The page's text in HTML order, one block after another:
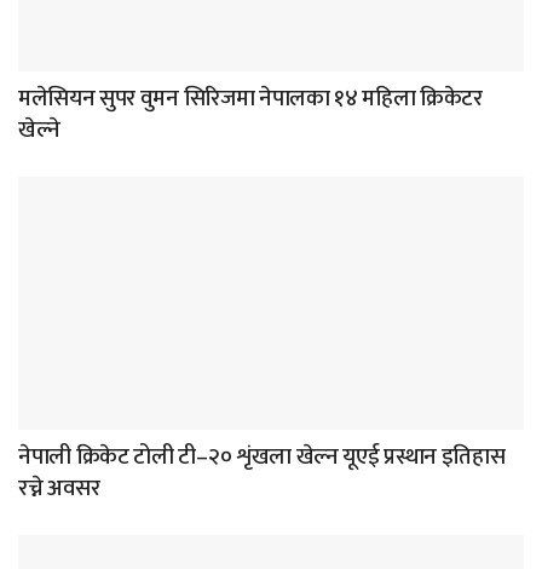
मलेसियन सुपर वुमन सिरिजमा नेपालका १४ महिला क्रिकेटर
खेल्ने
नेपाली क्रिकेट टोली टी–२० शृंखला खेल्न यूएई प्रस्थान इतिहास
रच्ने अवसर